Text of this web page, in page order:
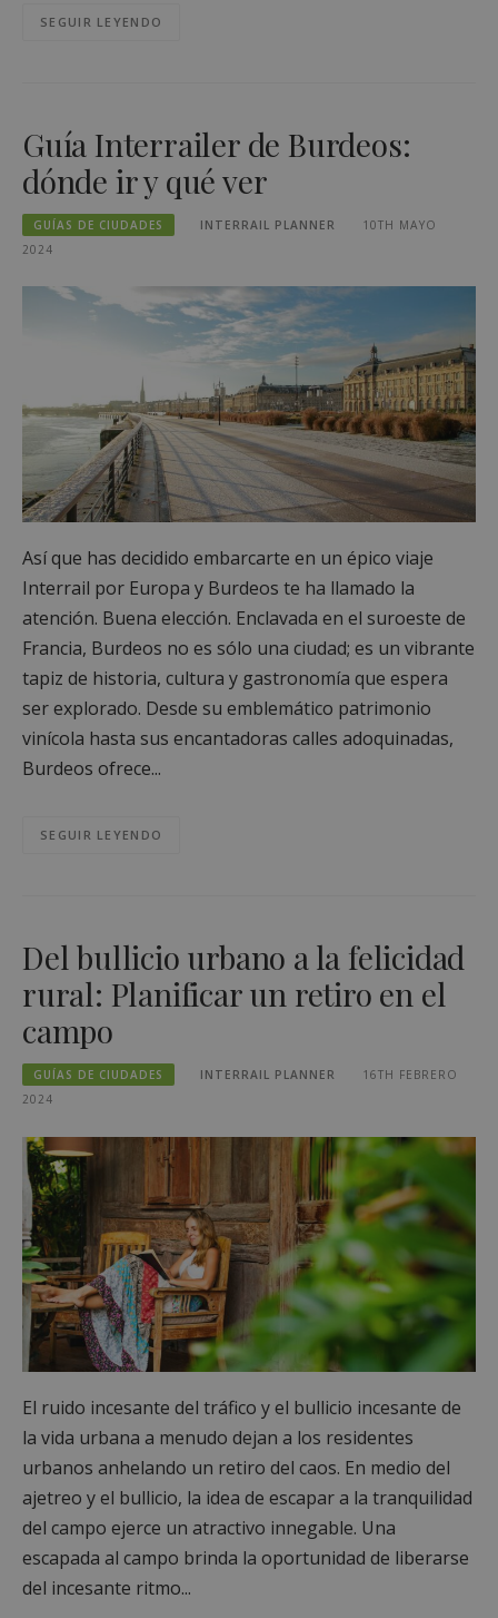
SEGUIR LEYENDO
Guía Interrailer de Burdeos:
dónde ir y qué ver
GUÍAS DE CIUDADES INTERRAIL PLANNER
10TH MAYO
2024
Así que has decidido embarcarte en un épico viaje
Interrail por Europa y Burdeos te ha llamado la
atención. Buena elección. Enclavada en el suroeste de
Francia, Burdeos no es sólo una ciudad; es un vibrante
tapiz de historia, cultura y gastronomía que espera
ser explorado. Desde su emblemático patrimonio
vinícola hasta sus encantadoras calles adoquinadas,
Burdeos ofrece...
SEGUIR LEYENDO
Del bullicio urbano a la felicidad
rural: Planificar un retiro en el
campo
GUÍAS DE CIUDADES INTERRAIL PLANNER
16TH FEBRERO
2024
El ruido incesante del tráfico y el bullicio incesante de
la vida urbana a menudo dejan a los residentes
urbanos anhelando un retiro del caos. En medio del
ajetreo y el bullicio, la idea de escapar a la tranquilidad
del campo ejerce un atractivo innegable. Una
escapada al campo brinda la oportunidad de liberarse
del incesante ritmo...